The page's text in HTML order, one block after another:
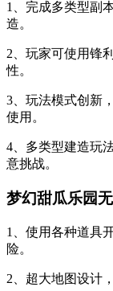
1、完成多类型副
造。
2、玩家可使用锋
性。
3、玩法模式创新
使用。
4、多类型建造玩
意挑战。
梦幻甜瓜乐园
1、使用各种道具
险。
2、超大地图设计